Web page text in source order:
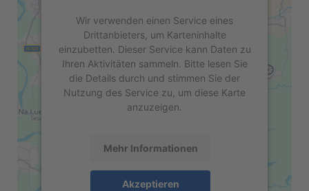
Wir verwenden einen Service eines
Drittanbieters, um Karteninhalte
einzubetten. Dieser Service kann Daten zu
Ihren Aktivitäten sammeln. Bitte lesen Sie
die Details durch und stimmen Sie der
Nutzung des Service zu, um diese Karte
anzuzeigen.
Mehr Informationen
Akzeptieren